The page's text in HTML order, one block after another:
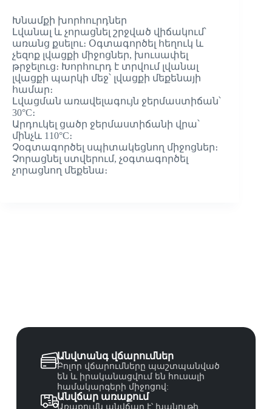
Խնամքի խորհուրդներ
Լվանալ և չորացնել շրջված վիճակում՝
առանց քսելու։ Օգտագործել հեղուկ և
չեզոք լվացքի միջոցներ, խուսափել
թրջելուց։ Խորհուրդ է տրվում լվանալ
լվացքի պարկի մեջ՝ լվացքի մեքենայի
համար։
Լվացման առավելագույն ջերմաստիճան՝
30°C։
Արդուկել ցածր ջերմաստիճանի վրա՝
մինչև 110°C։
Չօգտագործել սպիտակեցնող միջոցներ։
Չորացնել ստվերում, չօգտագործել
չորացնող մեքենա։
Անվտանգ վճարումներ
Բոլոր վճարումները պաշտպանված
են և իրականացվում են հուսալի
համակարգերի միջոցով:
Անվճար առաքում
Առաքումն անվճար է՝ խանութի